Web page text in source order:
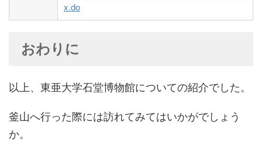
x.do
おわりに
以上、東亜大学石堂博物館についての紹介でした。
釜山へ行った際には訪れてみてはいかがでしょう
か。